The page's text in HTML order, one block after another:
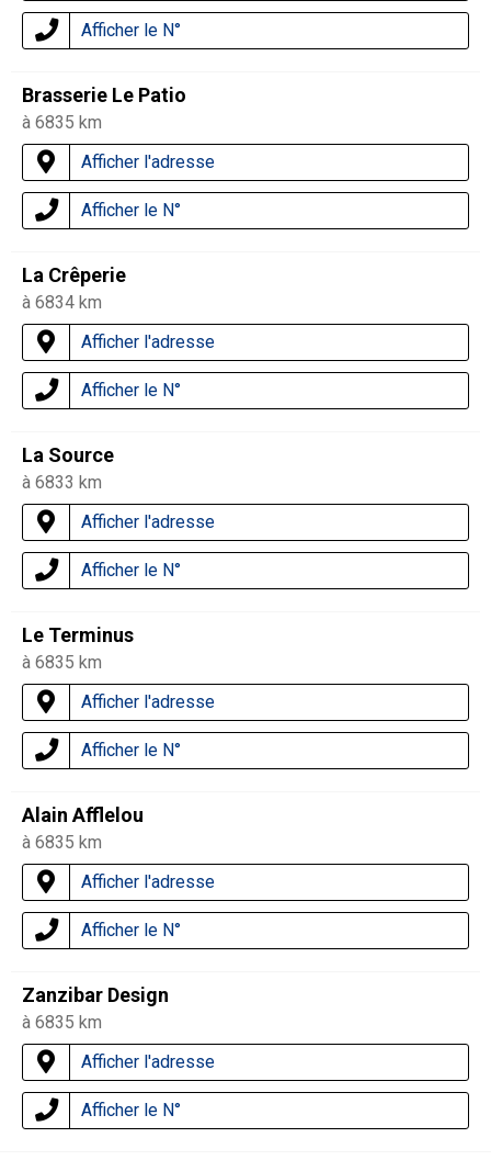
Afficher le N°
Brasserie Le Patio
à 6835 km
Afficher l'adresse
Afficher le N°
La Crêperie
à 6834 km
Afficher l'adresse
Afficher le N°
La Source
à 6833 km
Afficher l'adresse
Afficher le N°
Le Terminus
à 6835 km
Afficher l'adresse
Afficher le N°
Alain Afflelou
à 6835 km
Afficher l'adresse
Afficher le N°
Zanzibar Design
à 6835 km
Afficher l'adresse
Afficher le N°